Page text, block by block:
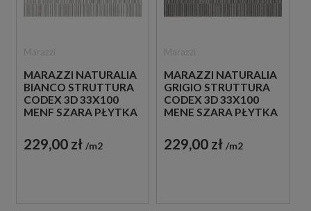
MARAZZI NATURALIA
BIANCO STRUTTURA
CODEX 3D 33X100
MENF SZARA PŁYTKA
ŚCIENNA IMITUJĄCA
KAMIEŃ
229,00 zł m2
MARAZZI NATURALIA
GRIGIO STRUTTURA
CODEX 3D 33X100
MENE SZARA PŁYTKA
ŚCIENNA IMITUJĄCA
KAMIEŃ
229,00 zł m2